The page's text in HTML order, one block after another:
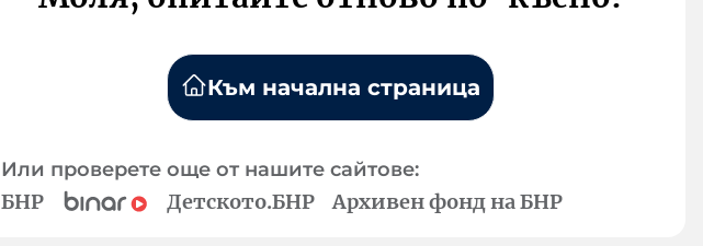
Към начална страница
Или проверете още от нашите сайтове:
БНР Детското.БНР Архивен фонд на БНР